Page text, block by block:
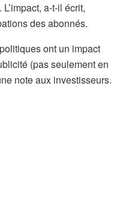
a-t-il écrit,
des abonnés.
ont un impact
(pas seulement en
note aux investisseurs.